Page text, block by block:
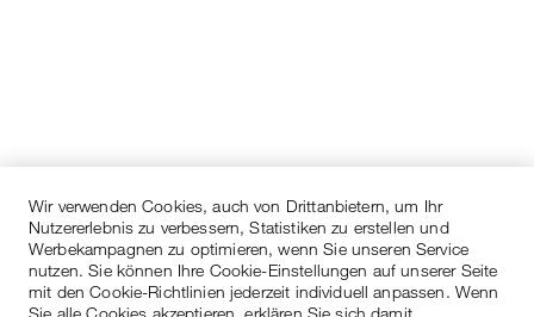
Wir verwenden Cookies, auch von Drittanbietern, um Ihr
Nutzererlebnis zu verbessern, Statistiken zu erstellen und
Werbekampagnen zu optimieren, wenn Sie unseren Service
nutzen. Sie können Ihre Cookie-Einstellungen auf unserer Seite
mit den Cookie-Richtlinien jederzeit individuell anpassen. Wenn
Sie alle Cookies akzeptieren, erklären Sie sich damit